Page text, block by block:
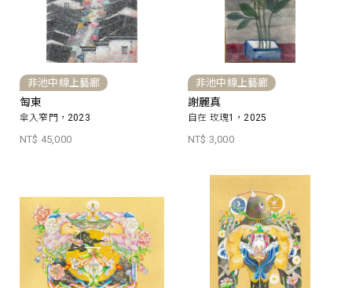
非池中線上藝廊
匋東
傘入窄門，2023
NT$ 45,000
非池中線上藝廊
謝麗真
自在 玫瑰1，2025
NT$ 3,000